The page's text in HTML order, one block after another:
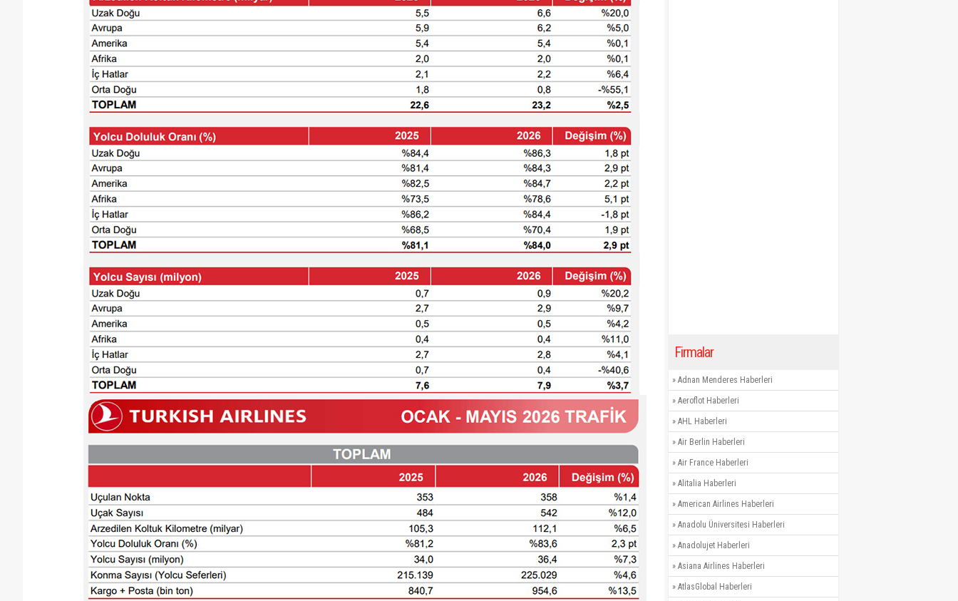
Firmalar
» Adnan Menderes Haberleri
» Aeroflot Haberleri
» AHL Haberleri
» Air Berlin Haberleri
» Air France Haberleri
» Alitalia Haberleri
» American Airlines Haberleri
» Anadolu Üniversitesi Haberleri
» Anadolujet Haberleri
» Asiana Airlines Haberleri
» AtlasGlobal Haberleri